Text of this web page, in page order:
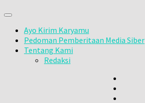
Ayo Kirim Karyamu
Pedoman Pemberitaan Media Siber
Tentang Kami
Redaksi